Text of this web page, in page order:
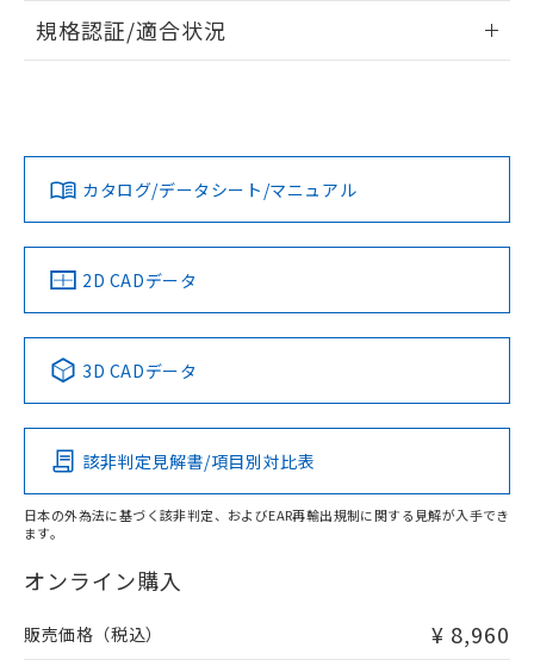
タイムチャート
A: 80mm以上、B: 60mm以上
上、n: 24mm以上
検出領域
ログイン/会員登録
ダウンロードデータをご利用いただく前に、以下を必ずお読
みください。
ソフトウェアの使用条件
EU RoHS 注意事項・凡例
対応済み
中国 RoHS 注意事項・凡例
Pb Hg Cd Cr(VI)
O
在庫等で未対応品が混在する可能性があります。
問い合わせください。
規格認証/適合状況
LR型式承認
（イギリス
船舶規格）
DNV型式承認
（ノルウェー
BV型式承認
（フランス
KR型式
（韓国
No No No No
この製品の規格認証/適合状況ページへ
その他の認証はこちらのページからご検索ください
カタログ/データシート/マニュアル
2D CADデータ
3D CADデータ
該非判定見解書/項目別対比表
日本の外為法に基づく該非判定、およびEAR再輸出規制に関する見解が入手でき
ます。
オンライン購入
販売価格（税込） ¥ 8,960